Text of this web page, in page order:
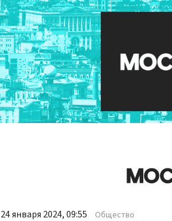
24 января 2024, 09:55 Общество